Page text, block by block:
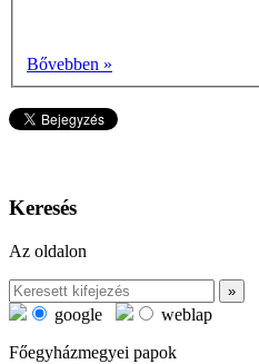
Bővebben »
Keresés
Az oldalon
google
weblap
Főegyházmegyei papok